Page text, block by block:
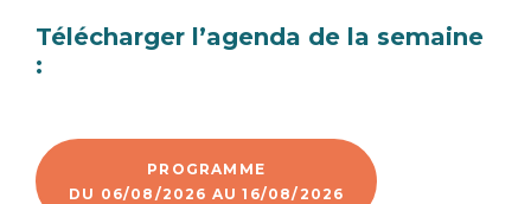
Télécharger l’agenda de la semaine
:
PROGRAMME
DU 06/08/2026 AU 16/08/2026